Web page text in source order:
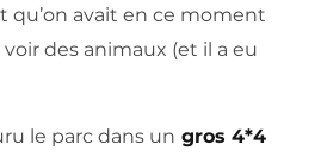
qu’on avait en ce moment
voir des animaux (et il a eu
le parc dans un gros 4*4